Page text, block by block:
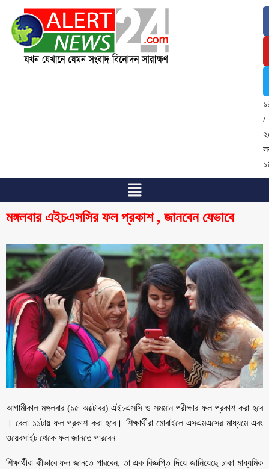
/
মঙ্গলবার এইচএসসির ফল প্রকাশ , জানবেন যেভাবে
আগামীকাল মঙ্গলবার (১৫ অক্টোবর) এইচএসসি ও সমমান পরীক্ষার ফল প্রকাশ করা হবে
। বেলা ১১টায় ফল প্রকাশ করা হবে। শিক্ষার্থীরা মোবাইলে এসএমএসের মাধ্যমে এবং
ওয়েবসাইট থেকে ফল জানতে পারবেন
শিক্ষার্থীরা কীভাবে ফল জানতে পারবেন, তা এক বিজ্ঞপ্তি দিয়ে জানিয়েছে ঢাকা মাধ্যমিক